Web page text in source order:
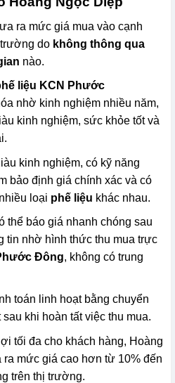
ra mức giá mua vào cạnh
do không thông qua
nào.
liệu KCN Phước
nhờ kinh nghiệm nhiều năm,
kinh nghiệm, sức khỏe tốt và
kinh nghiệm, có kỹ năng
bảo định giá chính xác và có
loại phế liệu khác nhau.
thể báo giá nhanh chóng sau
tin nhờ hình thức thu mua trực
Đông, không có trung
toán linh hoạt bằng chuyển
khi hoàn tất việc thu mua.
tối đa cho khách hàng, Hoàng
ra mức giá cao hơn từ 10% đến
trên thị trường.